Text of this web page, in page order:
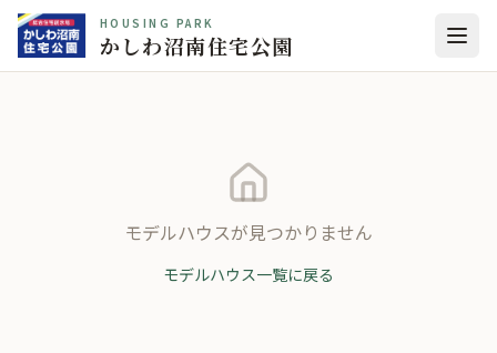
HOUSING PARK
かしわ沼南住宅公園
モデルハウスが見つかりません
モデルハウス一覧に戻る